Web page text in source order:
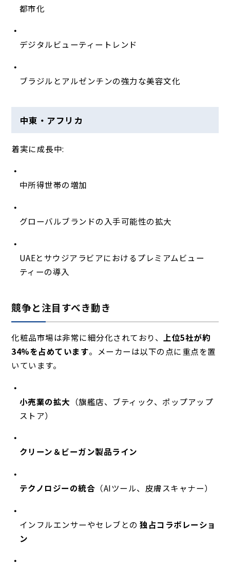
都市化
デジタルビューティートレンド
ブラジルとアルゼンチンの強力な美容文化
中東・アフリカ
着実に成長中:
中所得世帯の増加
グローバルブランドの入手可能性の拡大
UAEとサウジアラビアにおけるプレミアムビュー
ティーの導入
競争と注目すべき動き
化粧品市場は非常に細分化されており、
上位5社が約
34%を占めています。メーカーは以下の点に重点を置
いています。
小売業の拡大 （旗艦店、ブティック、ポップアップ
ストア）
クリーン＆ビーガン製品ライン
テクノロジーの統合 （AIツール、皮膚スキャナー）
インフルエンサーやセレブとの独占コラボレーショ
ン